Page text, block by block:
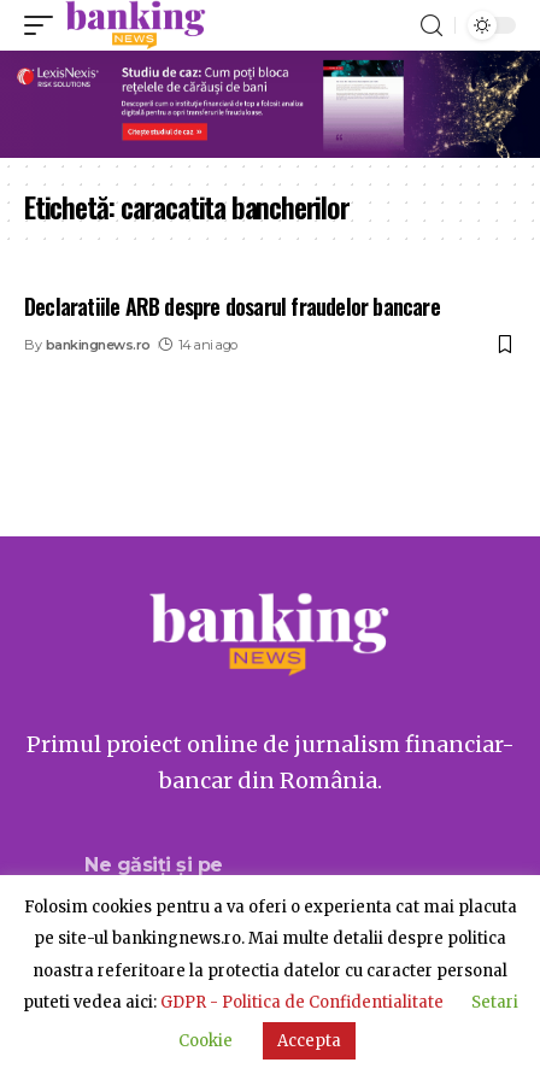
Etichetă:caracatita bancherilor
Declaratiile ARB despre dosarul fraudelor bancare
By bankingnews.ro 14 ani ago
Primul proiect online de jurnalism financiar-
bancar din România.
Ne găsiți și pe
© BankingNews - Toate drepturile rezervate
Despre BankingNews Contact Publicitate
Folosim cookies pentru a va oferi o experienta cat mai placuta
pe site-ul bankingnews.ro. Mai multe detalii despre politica
noastra referitoare la protectia datelor cu caracter personal
puteti vedea aici: GDPR - Politica de Confidentialitate
Setari
Cookie
Accepta